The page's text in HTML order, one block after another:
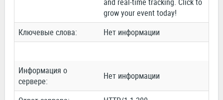
grow your event today!
Ключевые слова:
Нет информации
Информация о
сервере:
Нет информации